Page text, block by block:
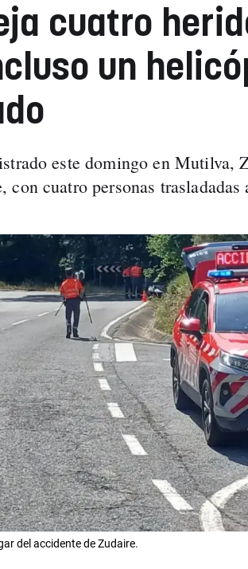
cuatro
un
este domingo en Mutilva,
con cuatro personas trasladadas
del accidente de Zudaire.